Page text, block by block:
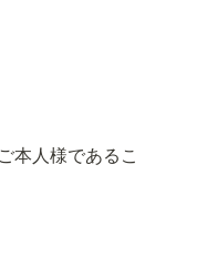
本人様であるこ